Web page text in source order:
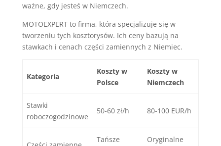
ważne, gdy jesteś w Niemczech.
MOTOEXPERT to firma, która specjalizuje się w
tworzeniu tych kosztorysów. Ich ceny bazują na
stawkach i cenach części zamiennych z Niemiec.
Kategoria
Koszty w
Polsce
Koszty w
Niemczech
Stawki
roboczogodzinowe
50-60 zł/h 80-100 EUR/h
Tańsze
Oryginalne